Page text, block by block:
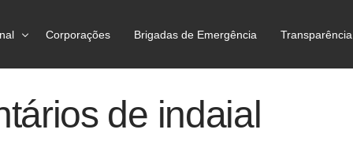
ABVESC
Corporações Brigadas de Emergência Transparência
de indaial